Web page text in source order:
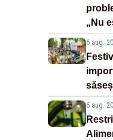
„Nu
6 aug.
6 aug.